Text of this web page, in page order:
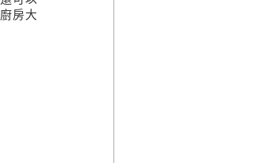
房大